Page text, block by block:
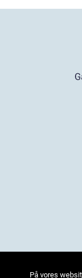
På vores